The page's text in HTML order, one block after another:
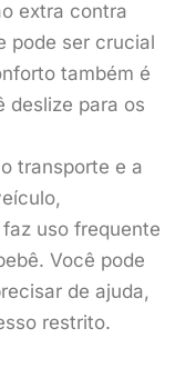
extra contra
pode ser crucial
também é
deslize para os
transporte e a
uso frequente
Você pode
de ajuda,
restrito.